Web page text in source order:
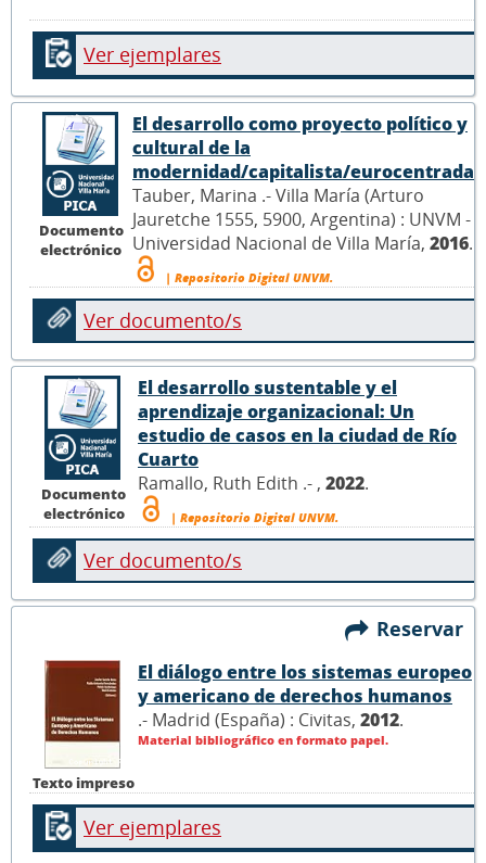
Ver ejemplares
Documento
electrónico
El desarrollo como proyecto político y
cultural de la
modernidad/capitalista/eurocentrada
Tauber, Marina .- Villa María (Arturo
Jauretche 1555, 5900, Argentina) : UNVM -
Universidad Nacional de Villa María, 2016.
| Repositorio Digital UNVM.
Ver documento/s
Documento
electrónico
El desarrollo sustentable y el
aprendizaje organizacional: Un
estudio de casos en la ciudad de Río
Cuarto
Ramallo, Ruth Edith .- , 2022.
| Repositorio Digital UNVM.
Ver documento/s
Reservar
Texto impreso
El diálogo entre los sistemas europeo
y americano de derechos humanos
.- Madrid (España) : Civitas, 2012.
Material bibliográfico en formato papel.
Ver ejemplares